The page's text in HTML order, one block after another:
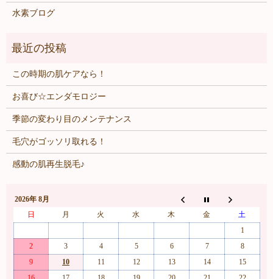
水素ブログ
この時期の肌ケアなら！
お喜び☆エンダモロジー
季節の変わり目のメンテナンス
毛穴がゴッソリ取れる！
感動の肌再生脱毛♪
2026年 8月
日
月 火 水 木 金
土
1
2
3 4 5 6 7
8
9
10 11 12 13 14
15